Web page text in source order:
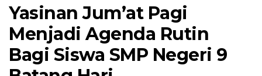
Yasinan Jum’at Pagi
Menjadi Agenda Rutin
Bagi Siswa SMP Negeri 9